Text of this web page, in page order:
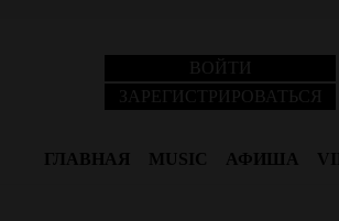
ВОЙТИ
ЗАРЕГИСТРИРОВАТЬСЯ
ГЛАВНАЯ MUSIC АФИША